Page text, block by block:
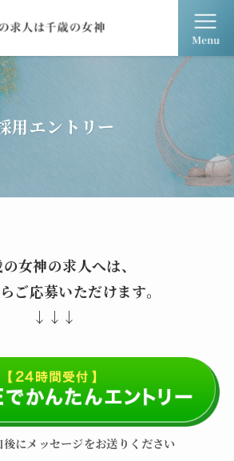
用エントリー
女神の求人へは、
ご応募いただけます。
↓↓↓
にメッセージをお送りください